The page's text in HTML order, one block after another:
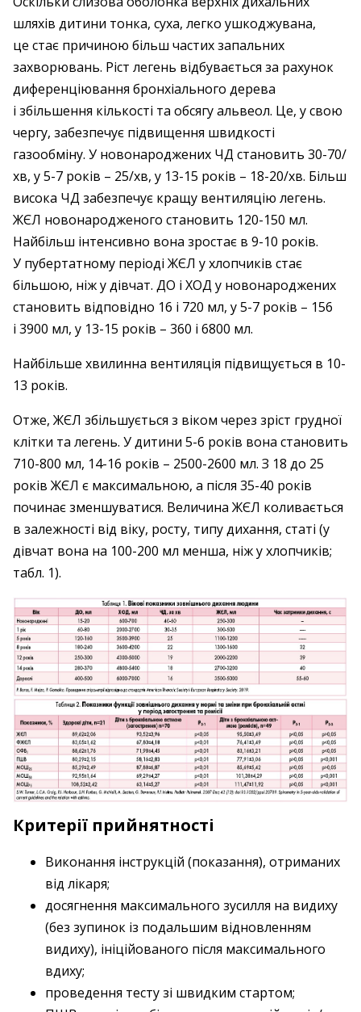
шляхів дитини тонка, суха, легко ушкоджувана,
це стає причиною більш частих запальних
захворювань. Ріст легень відбувається за рахунок
диференціювання бронхіального дерева
і збільшення кількості та обсягу альвеол. Це, у свою
чергу, забезпечує підвищення швидкості
газообміну. У новонароджених ЧД становить 30-70/
хв, у 5-7 років – 25/хв, у 13-15 років – 18-20/хв. Більш
висока ЧД забезпечує кращу вентиляцію легень.
ЖЄЛ новонародженого становить 120-150 мл.
Найбільш інтенсивно вона зростає в 9-10 років.
У пубертатному періоді ЖЄЛ у хлопчиків стає
більшою, ніж у дівчат. ДО і ХОД у новонароджених
становить відповідно 16 і 720 мл, у 5-7 років – 156
і 3900 мл, у 13-15 років – 360 і 6800 мл.
Найбільше хвилинна вентиляція підвищується в 10-
13 років.
Отже, ЖЄЛ збільшується з віком через зріст грудної
клітки та легень. У дитини 5-6 років вона становить
710-800 мл, 14-16 років – 2500-2600 мл. З 18 до 25
років ЖЄЛ є максимальною, а після 35-40 років
починає зменшуватися. Величина ЖЄЛ коливається
в залежності від віку, росту, типу дихання, статі (у
дівчат вона на 100-200 мл менша, ніж у хлопчиків;
табл. 1).
Критерії прийнятності
Виконання інструкцій (показання), отриманих
від лікаря;
досягнення максимального зусилля на видиху
(без зупинок із подальшим відновленням
видиху), ініційованого після максимального
вдиху;
проведення тесту зі швидким стартом;